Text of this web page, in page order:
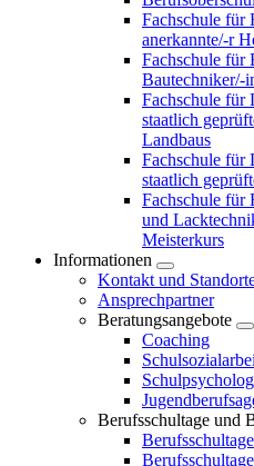
Fachschule für
anerkannte/-r
Fachschule für
Bautechniker/-
Fachschule für
staatlich
Landbaus
Fachschule für
staatlich
Fachschule für
und
Meisterkurs
Informationen
Kontakt und
Ansprechpartner
Beratungsangebote
Coaching
Berufsschultage und